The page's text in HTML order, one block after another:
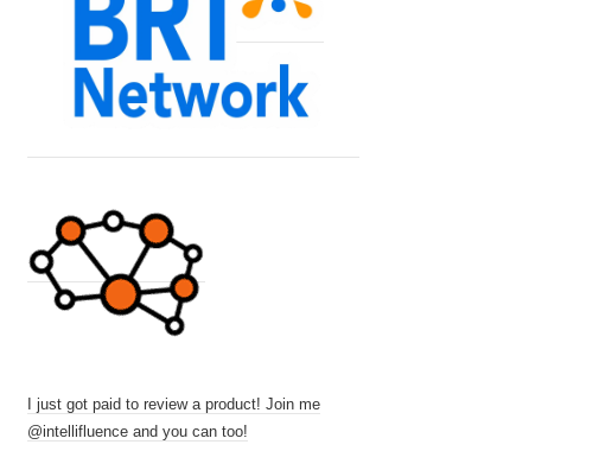
I just got paid to review a product! Join me
@intellifluence and you can too!